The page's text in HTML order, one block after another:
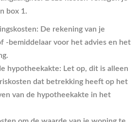
box 1.
De rekening van je
-bemiddelaar voor het advies en het
hypotheekakte: Let op, dit is alleen
dat betrekking heeft op het
van de hypotheekakte in het